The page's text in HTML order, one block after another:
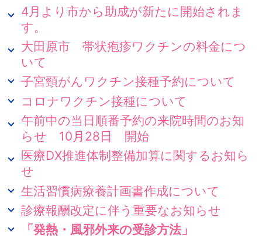
4月より市から助成が新たに開始されま
す。
大田原市 帯状疱疹ワクチンの料金につ
いて
子宮頸がんワクチン接種予約について
コロナワクチン接種について
午前中の当日順番予約の来院時間のお知
らせ 10月28日 開始
医療DX推進体制整備加算に関するお知ら
せ
生活習慣病療養計画書作成について
診療報酬改定に伴う重要なお知らせ
「発熱・風邪外来の受診方法」